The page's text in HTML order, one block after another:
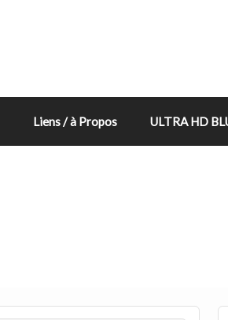
Liens / à Propos ULTRA HD